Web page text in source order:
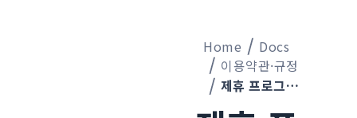
Home
Docs
이용약관·규정
제휴 프로그램 이용 약관